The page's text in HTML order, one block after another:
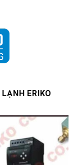
ERIKO